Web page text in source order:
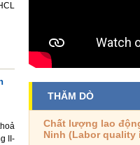
II-
THĂM DÒ
Chất lượng lao
Ninh (Labor quality